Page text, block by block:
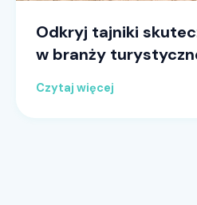
Odkryj tajniki
w branży
Czytaj więcej